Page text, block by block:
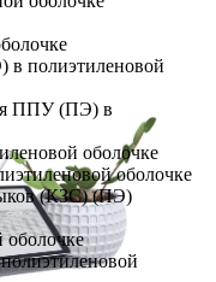
полиэтиленовой
ППУ (ПЭ) в
оболочке
оболочке
(КЗС) (ПЭ)